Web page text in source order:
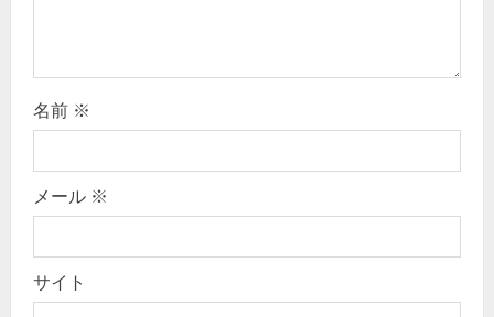
名前 ※
メール ※
サイト